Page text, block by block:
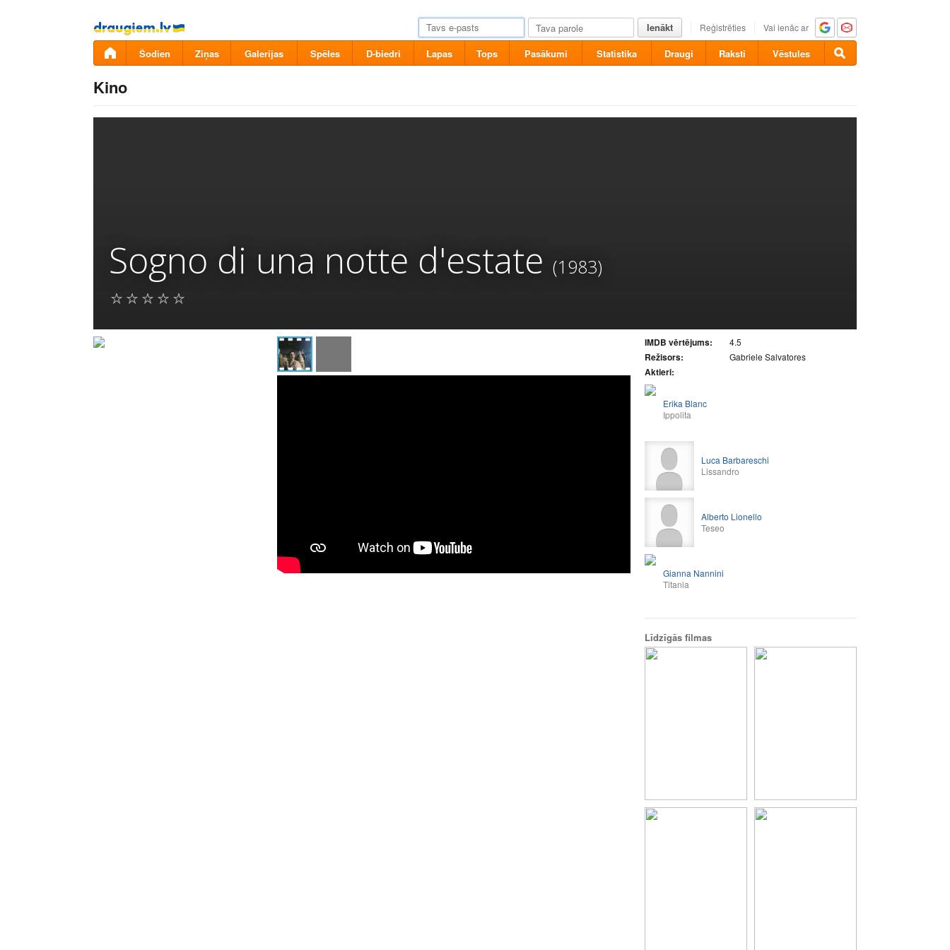
Pāriet
uz
saturu
Ienākt Reģistrēties Vai ienāc ar
Šodien Ziņas Galerijas Spēles D-biedri Lapas Tops Pasākumi Statistika Draugi Raksti Vēstules
Kino
Sogno di una notte d'estate (1983)
IMDB vērtējums: 4.5
Režisors: Gabriele Salvatores
Aktieri:
Erika Blanc
Ippolita
Luca Barbareschi
Lissandro
Alberto Lionello
Teseo
Gianna Nannini
Titania
Līdzīgās filmas